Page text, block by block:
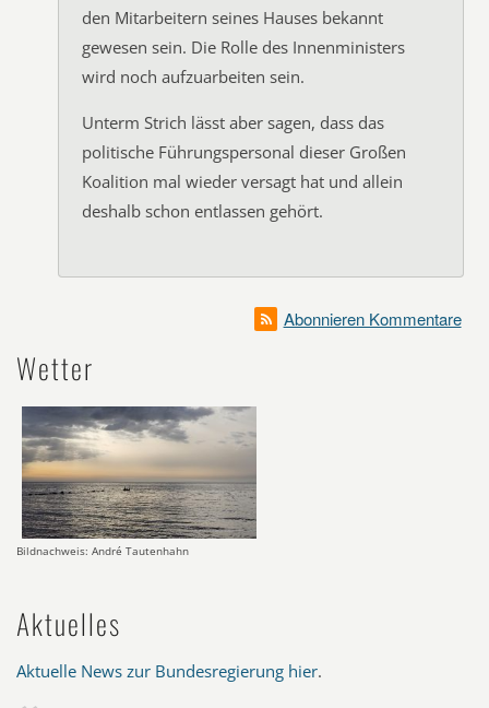
den Mitarbeitern seines Hauses bekannt
gewesen sein. Die Rolle des Innenministers
wird noch aufzuarbeiten sein.
Unterm Strich lässt aber sagen, dass das
politische Führungspersonal dieser Großen
Koalition mal wieder versagt hat und allein
deshalb schon entlassen gehört.
Abonnieren Kommentare
Wetter
Bildnachweis: André Tautenhahn
Aktuelles
Aktuelle News zur Bundesregierung hier.